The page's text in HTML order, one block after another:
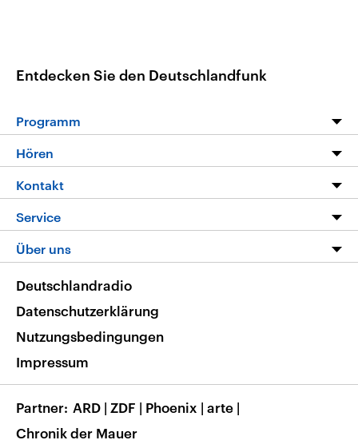
Entdecken Sie den Deutschlandfunk
Programm
Programm
Die Nachrichten
Nachrichtenleicht
Neue Beiträge auf dlf.de
Hören
Livestream
Podcasts
Deutschlandfunk App
Nachrichten App
Frequenzen
Kontakt
Hörerservice
Service
FAQ
Veranstaltungen
Musikliste
RSS
Über uns
Barrierefreiheit
Deutschlandradio
Datenschutzerklärung
Nutzungsbedingungen
Impressum
Partner ARD | ZDF | Phoenix | arte |
Chronik der Mauer